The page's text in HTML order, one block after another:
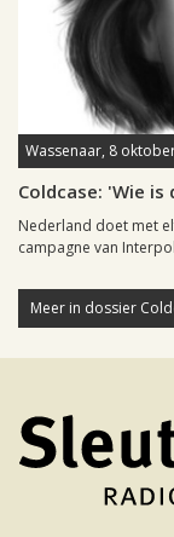
Wassenaar, 8
Coldcase: 'Wie
Nederland doet met
campagne van
Meer in dossier